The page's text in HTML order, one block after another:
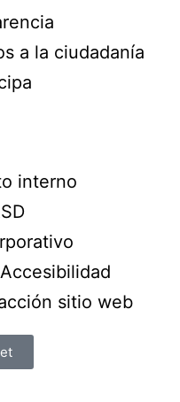
a la ciudadanía
interno
sitio web